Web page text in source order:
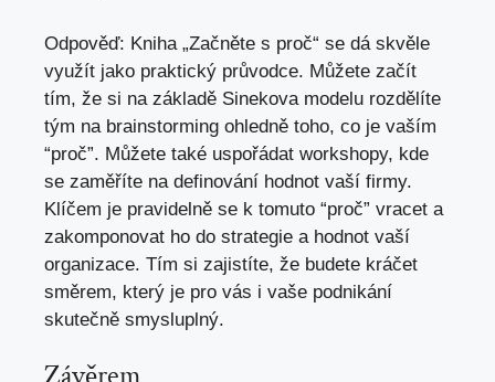
Odpověď: Kniha „Začněte s proč“ se dá skvěle
využít jako praktický průvodce. Můžete začít
tím, že si na základě Sinekova modelu rozdělíte
tým na brainstorming ohledně toho, co je vaším
“proč”. Můžete také uspořádat workshopy, kde
se zaměříte na definování hodnot vaší firmy.
Klíčem je pravidelně se k tomuto “proč” vracet a
zakomponovat ho do strategie a hodnot vaší
organizace. Tím si zajistíte, že budete kráčet
směrem, který je pro vás i vaše podnikání
skutečně smysluplný.